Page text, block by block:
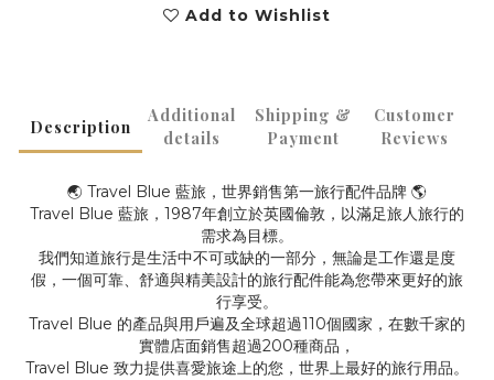
Add to Wishlist
Description
Additional
details
Shipping &
Payment
Customer
Reviews
🌏 Travel Blue 藍旅，世界銷售第一旅行配件品牌 🌎
Travel Blue 藍旅，1987年創立於英國倫敦，以滿足旅人旅行的
需求為目標。
我們知道旅行是生活中不可或缺的一部分，無論是工作還是度
假，一個可靠、舒適與精美設計的旅行配件能為您帶來更好的旅
行享受。
Travel Blue 的產品與用戶遍及全球超過110個國家，在數千家的
實體店面銷售超過200種商品，
Travel Blue 致力提供喜愛旅途上的您，世界上最好的旅行用品。